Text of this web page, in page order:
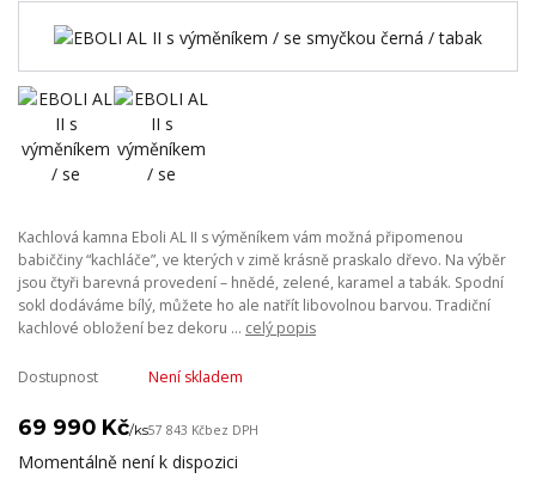
Kachlová kamna Eboli AL II s výměníkem vám možná připomenou
babiččiny “kachláče”, ve kterých v zimě krásně praskalo dřevo. Na výběr
jsou čtyři barevná provedení – hnědé, zelené, karamel a tabák. Spodní
sokl dodáváme bílý, můžete ho ale natřít libovolnou barvou. Tradiční
kachlové obložení bez dekoru ... celý popis
Dostupnost Není skladem
69 990 Kč/ks57 843 Kčbez DPH
Momentálně není k dispozici